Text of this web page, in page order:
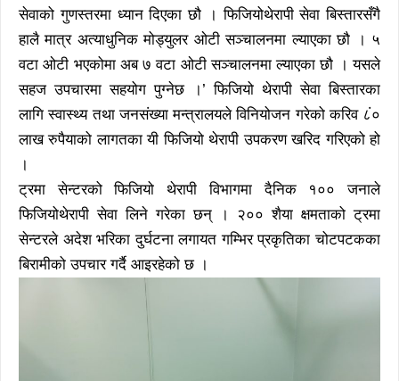
सेवाको गुणस्तरमा ध्यान दिएका छौ । फिजियोथेरापी सेवा बिस्तारसँगै
हालै मात्र अत्याधुनिक मोड्युलर ओटी सञ्चालनमा ल्याएका छौ । ५
वटा ओटी भएकोमा अब ७ वटा ओटी सञ्चालनमा ल्याएका छौ । यसले
सहज उपचारमा सहयोग पुग्नेछ ।’ फिजियो थेरापी सेवा बिस्तारका
लागि स्वास्थ्य तथा जनसंख्या मन्त्रालयले विनियोजन गरेको करिव ८ं०
लाख रुपैयाको लागतका यी फिजियो थेरापी उपकरण खरिद गरिएको हो
।
ट्रमा सेन्टरको फिजियो थेरापी विभागमा दैनिक १०० जनाले
फिजियोथेरापी सेवा लिने गरेका छन् । २०० शैया क्षमताको ट्रमा
सेन्टरले अदेश भरिका दुर्घटना लगायत गम्भिर प्रकृतिका चोटपटकका
बिरामीको उपचार गर्दै आइरहेको छ ।